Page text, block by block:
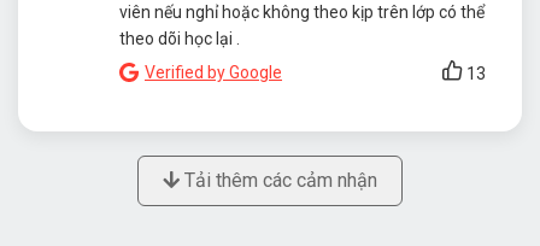
viên nếu nghỉ hoặc không theo kịp trên lớp có thể
theo dõi học lại .
Verified by Google
13
Tải thêm các cảm nhận